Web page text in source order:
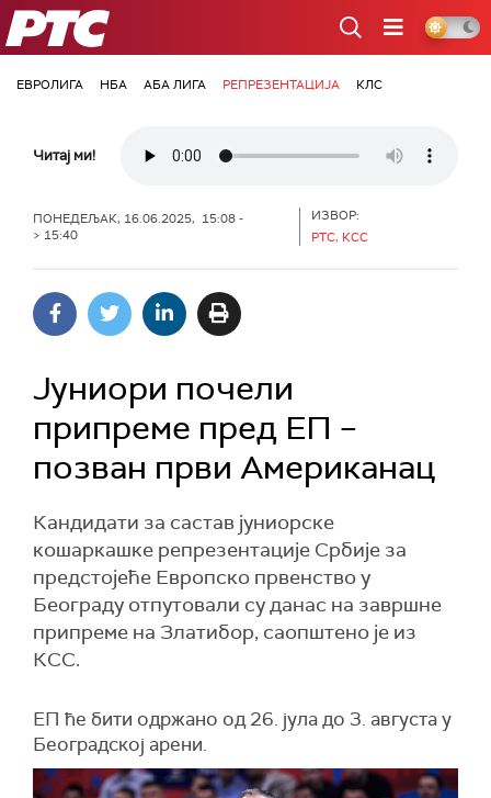
РТС
ЕВРОЛИГА НБА АБА ЛИГА РЕПРЕЗЕНТАЦИЈА КЛС
Читај ми!
ПОНЕДЕЉАК, 16.06.2025, 15:08 -
> 15:40
ИЗВОР:
РТС, КСС
Јуниори почели
припреме пред ЕП –
позван први Американац
Кандидати за састав јуниорске
кошаркашке репрезентације Србије за
предстојеће Европско првенство у
Београду отпутовали су данас на завршне
припреме на Златибор, саопштено је из
КСС.
ЕП ће бити одржано од 26. јула до 3. августа у
Београдској арени.